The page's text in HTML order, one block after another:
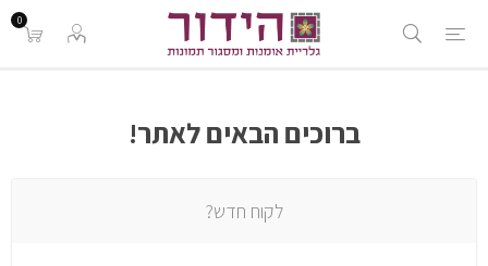
0
ברוכים הבאים לאתר!
לקוח חדש?